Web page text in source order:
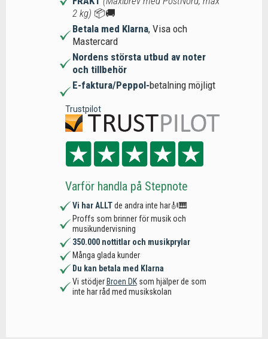
2 kg) 📦🚚
Betala med Klarna, Visa och
Mastercard
Nordens största utbud av noter
och tillbehör
E-faktura/Peppol-betalning möjligt
Trustpilot
Varför handla på Stepnote
Vi har ALLTde andra inte har🎻🎹
Proffs som brinner för musik och
musikundervisning
350.000 nottitlar och musikprylar
Många glada kunder
Du kan betala med Klarna
Vi stödjer Broen DKsom hjälper de som
inte har råd med musikskolan